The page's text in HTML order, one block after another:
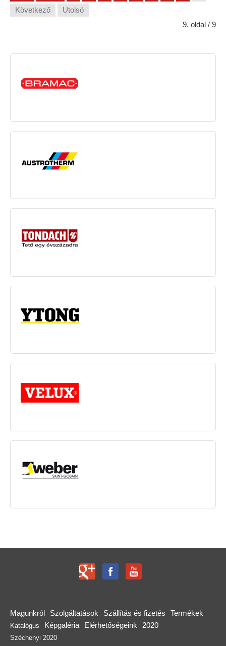
Következő
Utolsó
9. oldal / 9
Magunkról Szolgáltatások Szállítás és fizetés Termékek
Katalógus Képgaléria Elérhetőségeink 2020
Széchenyi 2020